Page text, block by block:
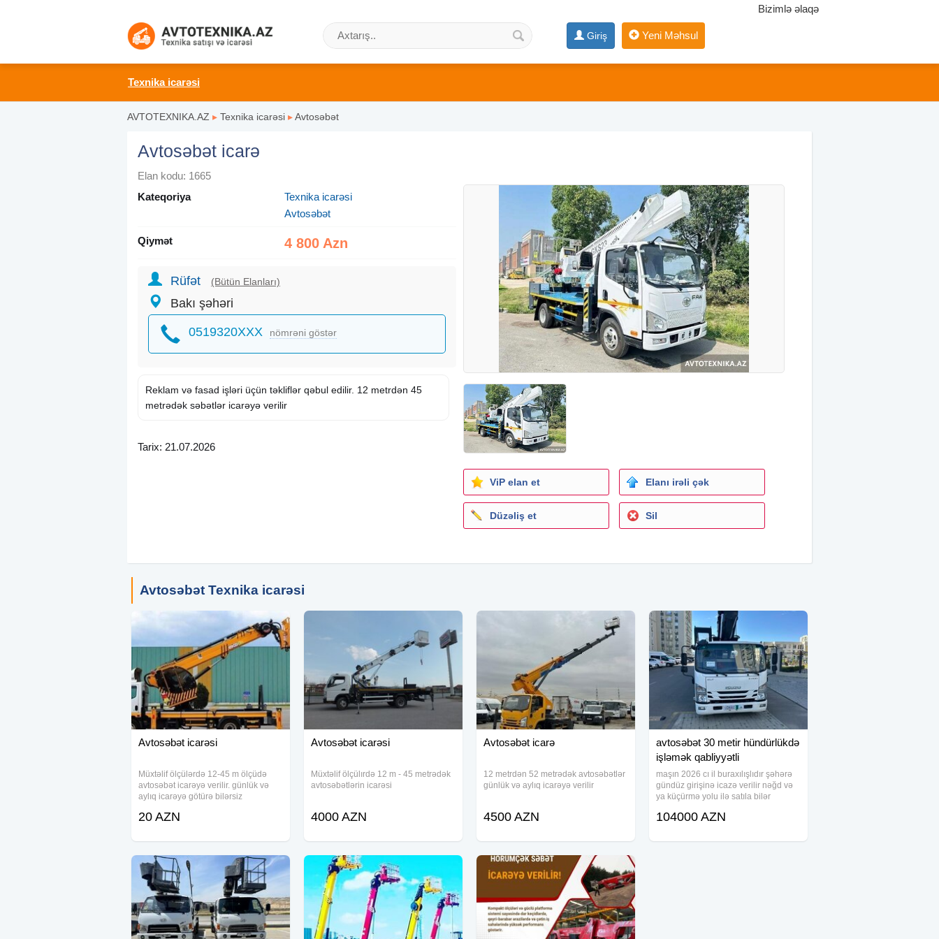
Bizimlə əlaqə
Giriş Yeni Məhsul
Texnika icarəsi
AVTOTEXNIKA.AZ ▸ Texnika icarəsi ▸Avtosəbət
Avtosəbət icarə
Elan kodu: 1665
Kateqoriya
Texnika icarəsi
Avtosəbət
Qiymət 4 800 Azn
Rüfət (Bütün Elanları)
Bakı şəhəri
0519320XXX nömrəni göstər
Reklam və fasad işləri üçün təkliflər qəbul edilir. 12 metrdən 45
metrədək səbətlər icarəyə verilir
Tarix: 21.07.2026
ViP elan et Elanı irəli çək
Düzəliş et Sil
Avtosəbət Texnika icarəsi
Avtosəbət icarəsi
Müxtəlif ölçülərdə 12-45 m ölçüdə
avtosəbət icarəyə verilir. günlük və
aylıq icarəyə götürə bilərsiz
20 AZN
Avtosəbət icarəsi
Müxtəlif ölçülırdə 12 m - 45 metrədək
avtosəbətlərin icarəsi
4000 AZN
Avtosəbət icarə
12 metrdən 52 metrədək avtosəbətlər
günlük və aylıq icarəyə verilir
4500 AZN
avtosəbət 30 metir hündürlükdə
işləmək qabliyyətli
maşın 2026 cı il buraxılışlıdır şəhərə
gündüz girişinə icazə verilir nəğd və
ya küçürmə yolu ilə satıla bilər
104000 AZN